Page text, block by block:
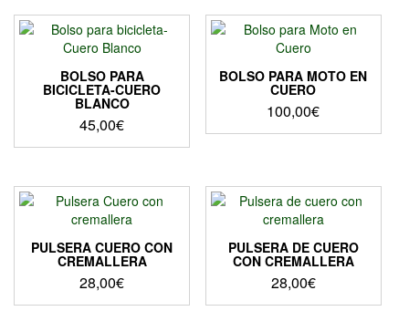
desde
45,00€
50,00€
tiene
múltiples
variantes.
Las
opciones
se
pueden
página
de
BOLSO PARA
BICICLETA-CUERO
BLANCO
45,00€
BOLSO PARA MOTO EN
CUERO
100,00€
Este
múltiples
variantes.
Las
opciones
se
pueden
elegir
PULSERA CUERO CON
CREMALLERA
28,00€
PULSERA DE CUERO
CON CREMALLERA
28,00€